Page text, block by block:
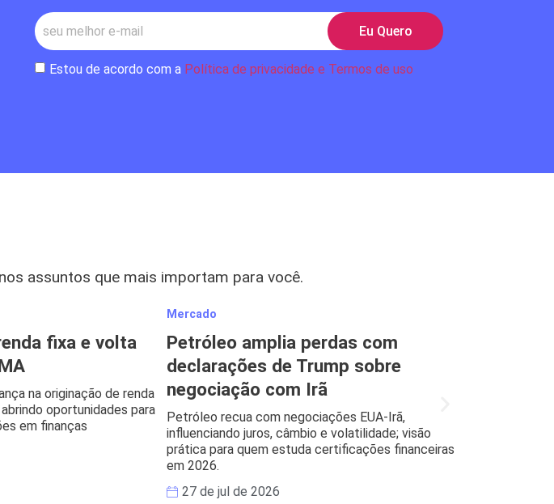
Estou de acordo com a Política de privacidade e Termos de uso
Eu Quero
assuntos que mais importam para você.
fixa e volta
na originação de renda
oportunidades para
em finanças
Mercado
Petróleo amplia perdas com
declarações de Trump sobre
negociação com Irã
Petróleo recua com negociações EUA-Irã,
influenciando juros, câmbio e volatilidade; visão
prática para quem estuda certificações financeiras
em 2026.
27 de jul de 2026